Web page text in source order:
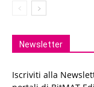
Newsletter
Iscriviti alla